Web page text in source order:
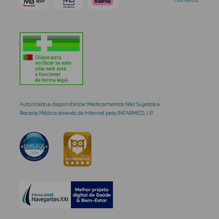
Autorizado a disponibilizar Medicamentos Não Sujeitos a
Receita Médica através da Internet pelo INFARMED, I.P.